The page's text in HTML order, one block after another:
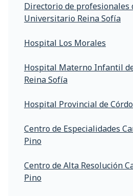
Directorio de profesionales
Universitario Reina Sofía
Hospital Los Morales
Hospital Materno Infantil
Reina Sofía
Hospital Provincial de
Centro de Especialidades
Pino
Centro de Alta Resolución
Pino